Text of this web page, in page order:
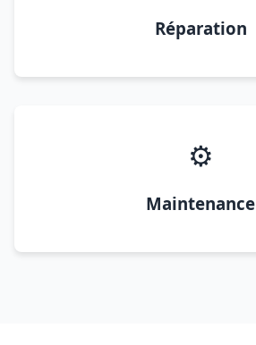
Réparation
⚙️
Maintenance